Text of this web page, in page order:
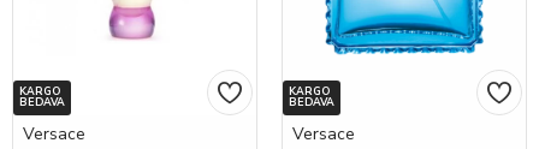
KARGO
BEDAVA
Versace
KARGO
BEDAVA
Versace